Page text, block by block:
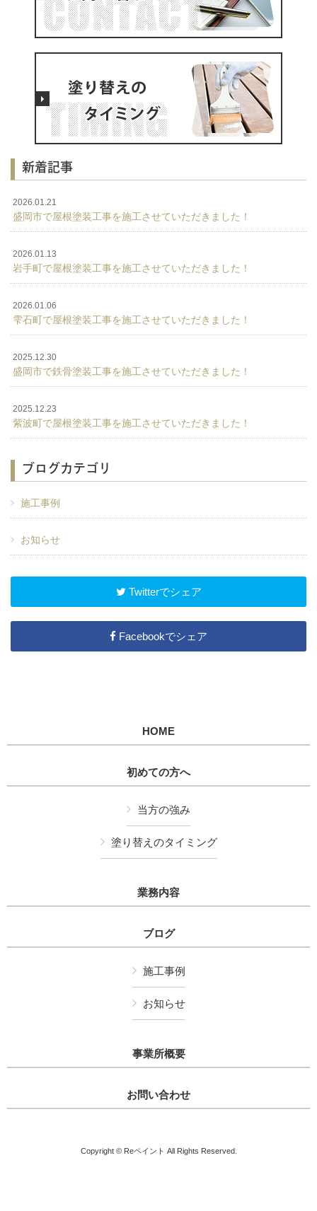
新着記事
2026.01.21
盛岡市で屋根塗装工事を施工させていただきました！
2026.01.13
岩手町で屋根塗装工事を施工させていただきました！
2026.01.06
雫石町で屋根塗装工事を施工させていただきました！
2025.12.30
盛岡市で鉄骨塗装工事を施工させていただきました！
2025.12.23
紫波町で屋根塗装工事を施工させていただきました！
ブログカテゴリ
施工事例
お知らせ
Twitterでシェア
Facebookでシェア
HOME
初めての方へ
当方の強み
塗り替えのタイミング
業務内容
ブログ
施工事例
お知らせ
事業所概要
お問い合わせ
Copyright © Reペイント All Rights Reserved.